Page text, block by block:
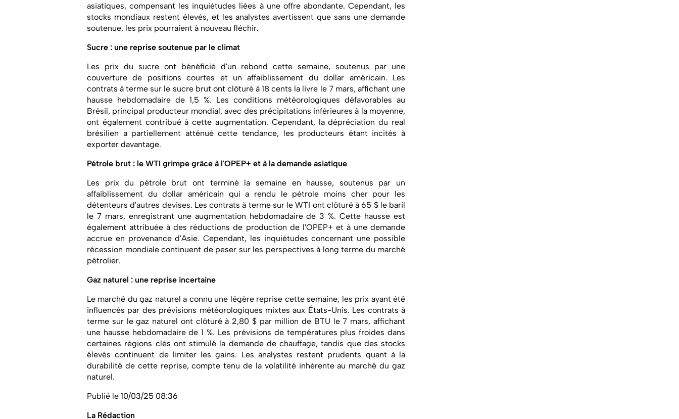
asiatiques, compensant les inquiétudes liées à une offre abondante. Cependant, les
stocks mondiaux restent élevés, et les analystes avertissent que sans une demande
soutenue, les prix pourraient à nouveau fléchir.
Sucre : une reprise soutenue par le climat
Les prix du sucre ont bénéficié d'un rebond cette semaine, soutenus par une
couverture de positions courtes et un affaiblissement du dollar américain. Les
contrats à terme sur le sucre brut ont clôturé à 18 cents la livre le 7 mars, affichant une
hausse hebdomadaire de 1,5 %. Les conditions météorologiques défavorables au
Brésil, principal producteur mondial, avec des précipitations inférieures à la moyenne,
ont également contribué à cette augmentation. Cependant, la dépréciation du real
brésilien a partiellement atténué cette tendance, les producteurs étant incités à
exporter davantage.
Pétrole brut : le WTI grimpe grâce à l'OPEP+ et à la demande asiatique
Les prix du pétrole brut ont terminé la semaine en hausse, soutenus par un
affaiblissement du dollar américain qui a rendu le pétrole moins cher pour les
détenteurs d'autres devises. Les contrats à terme sur le WTI ont clôturé à 65 $ le baril
le 7 mars, enregistrant une augmentation hebdomadaire de 3 %. Cette hausse est
également attribuée à des réductions de production de l'OPEP+ et à une demande
accrue en provenance d'Asie. Cependant, les inquiétudes concernant une possible
récession mondiale continuent de peser sur les perspectives à long terme du marché
pétrolier.
Gaz naturel : une reprise incertaine
Le marché du gaz naturel a connu une légère reprise cette semaine, les prix ayant été
influencés par des prévisions météorologiques mixtes aux États-Unis. Les contrats à
terme sur le gaz naturel ont clôturé à 2,80 $ par million de BTU le 7 mars, affichant
une hausse hebdomadaire de 1 %. Les prévisions de températures plus froides dans
certaines régions clés ont stimulé la demande de chauffage, tandis que des stocks
élevés continuent de limiter les gains. Les analystes restent prudents quant à la
durabilité de cette reprise, compte tenu de la volatilité inhérente au marché du gaz
naturel.
Publié le 10/03/25 08:36
La Rédaction